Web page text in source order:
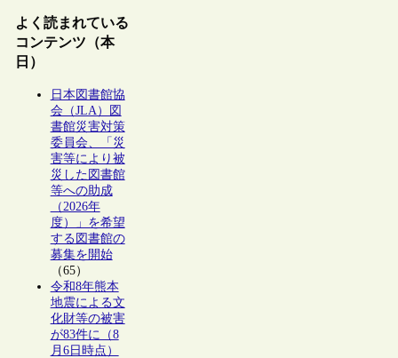
よく読まれている
コンテンツ（本
日）
日本図書館協
会（JLA）図
書館災害対策
委員会、「災
害等により被
災した図書館
等への助成
（2026年
度）」を希望
する図書館の
募集を開始
（65）
令和8年熊本
地震による文
化財等の被害
が83件に（8
月6日時点）